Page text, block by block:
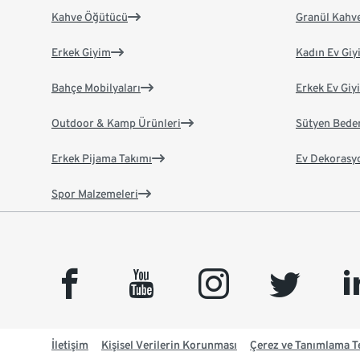
Kahve Öğütücü Granül
Erkek Giyim
Bahçe Mobilyaları
Outdoor & Kamp Ürünleri
Erkek Pijama Takımı
Spor Malzemeleri
Kadın Ev
Erkek Ev
Sütyen
Ev
facebook youtube instagram twitter
İletişim Kişisel Verilerin Korunması Çerez ve Tanımlama